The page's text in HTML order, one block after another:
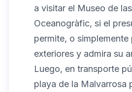
a visitar el Museo de
Oceanogràfic, si el
permite, o
exteriores y admira su
Luego, en transporte
playa de la Malvarrosa